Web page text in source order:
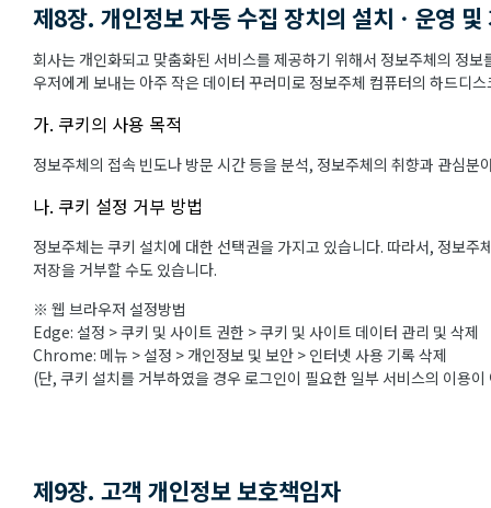
제8장. 개인정보 자동 수집 장치의 설치ㆍ운영 및
회사는 개인화되고 맞춤화된 서비스를 제공하기 위해서 정보주체의 정
우저에게 보내는 아주 작은 데이터 꾸러미로 정보주체 컴퓨터의 하드디
가. 쿠키의 사용 목적
정보주체의 접속 빈도나 방문 시간 등을 분석, 정보주체의 취향과 관심
나. 쿠키 설정 거부 방법
정보주체는 쿠키 설치에 대한 선택권을 가지고 있습니다. 따라서, 정보
저장을 거부할 수도 있습니다.
※ 웹 브라우저 설정방법
Edge: 설정 > 쿠키 및 사이트 권한 > 쿠키 및 사이트 데이터 관리 및 삭제
Chrome: 메뉴 > 설정 > 개인정보 및 보안 > 인터넷 사용 기록 삭제
(단, 쿠키 설치를 거부하였을 경우 로그인이 필요한 일부 서비스의 이용
제9장. 고객 개인정보 보호책임자